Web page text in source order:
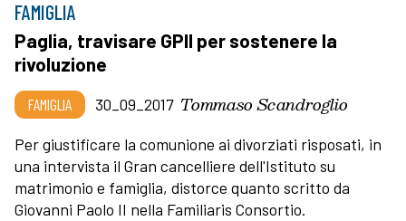
FAMIGLIA
Paglia, travisare GPII per sostenere la
rivoluzione
FAMIGLIA 30_09_2017 Tommaso Scandroglio
Per giustificare la comunione ai divorziati risposati, in
una intervista il Gran cancelliere dell'Istituto su
matrimonio e famiglia, distorce quanto scritto da
Giovanni Paolo II nella Familiaris Consortio.